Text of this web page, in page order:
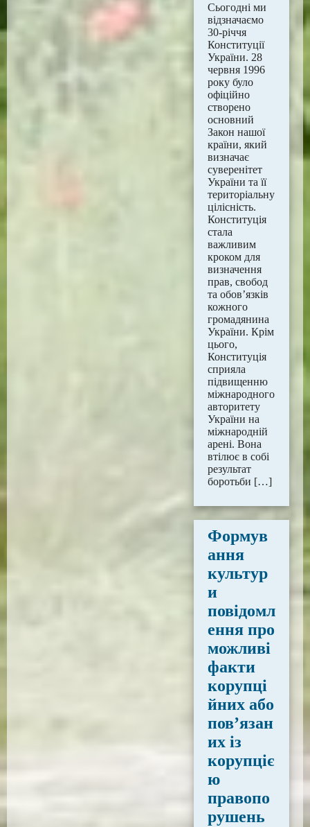
Сьогодні ми
відзначаємо
30-річчя
Конституції
України. 28
червня 1996
року було
офіційно
створено
основний
Закон нашої
країни, який
визначає
суверенітет
України та її
територіальну
цілісність.
Конституція
стала
важливим
кроком для
визначення
прав, свобод
та обов’язків
кожного
громадянина
України. Крім
цього,
Конституція
сприяла
підвищенню
міжнародного
авторитету
України на
міжнародній
арені. Вона
втілює в собі
результат
боротьби […]
Формув
ання
культур
и
повідомл
ення про
можливі
факти
корупці
йних або
пов’язан
их із
корупціє
ю
правопо
рушень